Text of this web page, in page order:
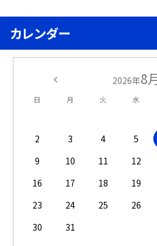
カレンダー
2026年8
日 月 火 水
2
3 4 5
9
10 11 12
16
17 18 19
23
24 25 26
30
31